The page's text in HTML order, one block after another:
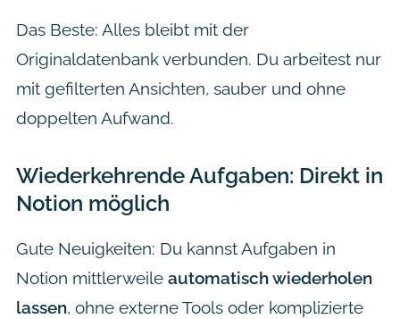
Das Beste: Alles bleibt mit der
Originaldatenbank verbunden. Du arbeitest nur
mit gefilterten Ansichten, sauber und ohne
doppelten Aufwand.
Wiederkehrende Aufgaben: Direkt in
Notion möglich
Gute Neuigkeiten: Du kannst Aufgaben in
Notion mittlerweile automatisch wiederholen
lassen, ohne externe Tools oder komplizierte